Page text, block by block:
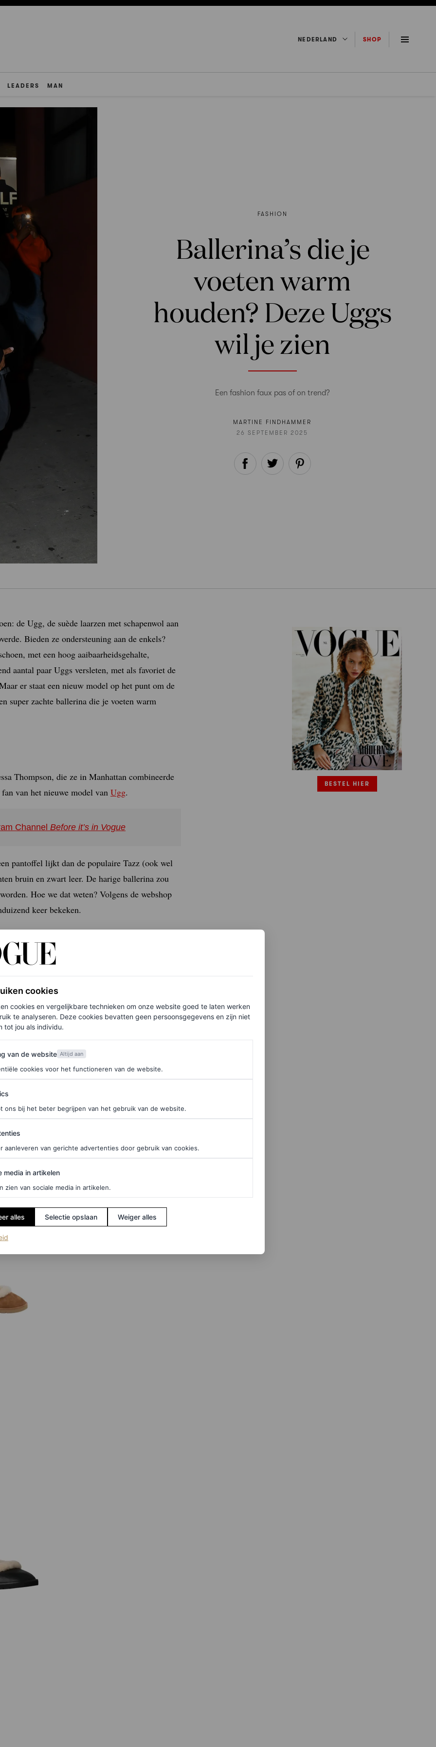
NEDERLAND SHOP
LEADERS MAN
FASHION
Ballerina’s die je
voeten warm
houden? Deze Uggs
wil je zien
Een fashion faux pas of on trend?
MARTINE FINDHAMMER
26 SEPTEMBER 2025
de Ugg, de suède laarzen met schapenwol aan
Bieden ze ondersteuning aan de enkels?
met een hoog aaibaarheidsgehalte,
aantal paar Uggs versleten, met als favoriet de
er staat een nieuw model op het punt om de
super zachte ballerina die je voeten warm
Thompson, die ze in Manhattan combineerde
van het nieuwe model van Ugg.
Channel Before it’s in Vogue
pantoffel lijkt dan de populaire Tazz (ook wel
bruin en zwart leer. De harige ballerina zou
Hoe we dat weten? Volgens de webshop
keer bekeken.
stijlen. Draag hem bijvoorbeeld op je favoriete
de winter onder een gebreide jurk en een
nu toch al (net als alle Uggs overigens) ook
bent naar een unieke aanvulling op je
deze hybride schoen jouw beste vriend. Ja,
voor onder de boom dit jaar? Shop de
BESTEL HIER
cookies
cookies en vergelijkbare technieken om onze website goed te laten werken
te analyseren. Deze cookies bevatten geen persoonsgegevens en zijn niet
tot jou als individu.
de website
van de website Altijd aan
cookies voor het functioneren van de website.
ons bij het beter begrijpen van het gebruik van de website.
aanleveren van gerichte advertenties door gebruik van cookies.
in artikelen
media in artikelen
zien van sociale media in artikelen.
alles Selectie opslaan Weiger alles